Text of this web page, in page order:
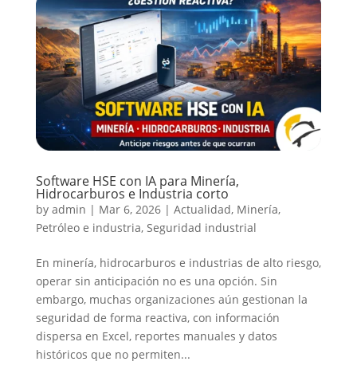
Software HSE con IA para Minería,
Hidrocarburos e Industria corto
by admin | Mar 6, 2026| Actualidad, Minería,
Petróleo e industria, Seguridad industrial
En minería, hidrocarburos e industrias de alto riesgo,
operar sin anticipación no es una opción. Sin
embargo, muchas organizaciones aún gestionan la
seguridad de forma reactiva, con información
dispersa en Excel, reportes manuales y datos
históricos que no permiten...